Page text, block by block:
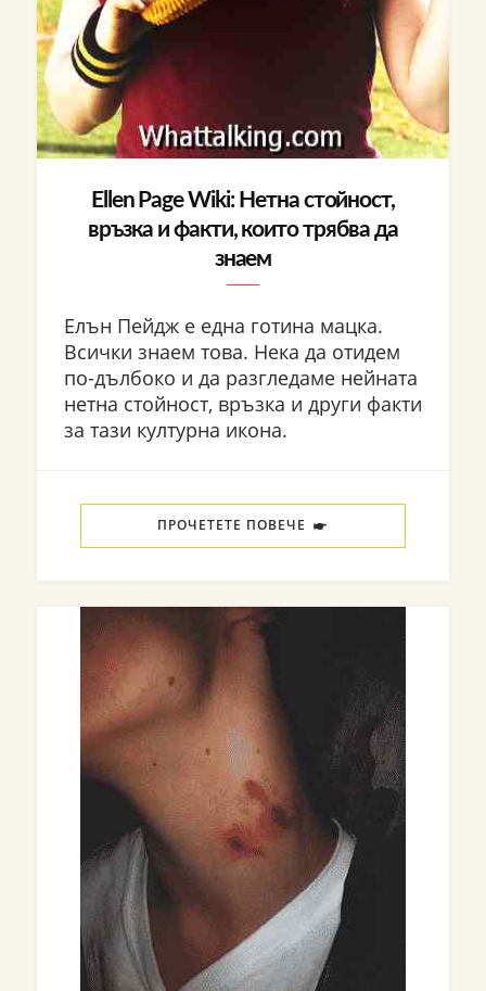
Ellen Page Wiki: Нетна стойност,
връзка и факти, които трябва да
знаем
Елън Пейдж е една готина мацка.
Всички знаем това. Нека да отидем
по-дълбоко и да разгледаме нейната
нетна стойност, връзка и други факти
за тази културна икона.
ПРОЧЕТЕТЕ ПОВЕЧЕ